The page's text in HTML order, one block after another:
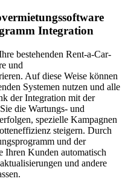
Integration
bestehenden Rent-a-Car-
und
Auf diese Weise können
Systemen nutzen und alle
der Integration mit der
die Wartungs- und
spezielle Kampagnen
steigern. Durch
und der
Ihren Kunden automatisch
und andere